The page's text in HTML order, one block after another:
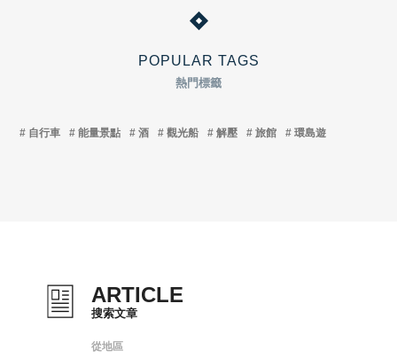
POPULAR TAGS
熱門標籤
自行車 能量景點 酒 觀光船 解壓 旅館 環島遊
ARTICLE
搜索文章
從地區